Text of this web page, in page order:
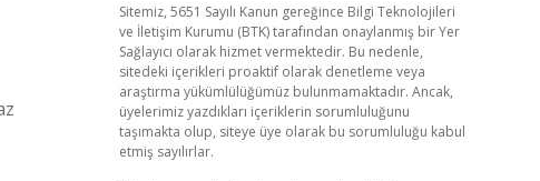
Sitemiz, 5651 Sayılı Kanun gereğince Bilgi Teknolojileri
ve İletişim Kurumu (BTK) tarafından onaylanmış bir Yer
Sağlayıcı olarak hizmet vermektedir. Bu nedenle,
sitedeki içerikleri proaktif olarak denetleme veya
araştırma yükümlülüğümüz bulunmamaktadır. Ancak,
üyelerimiz yazdıkları içeriklerin sorumluluğunu
taşımakta olup, siteye üye olarak bu sorumluluğu kabul
etmiş sayılırlar.